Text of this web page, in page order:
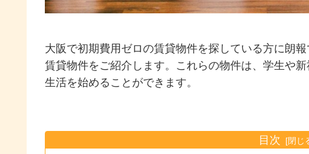
大阪で初期費用ゼロの賃貸物件を探している方に朗
賃貸物件をご紹介します。これらの物件は、学生や
生活を始めることができます。
目次